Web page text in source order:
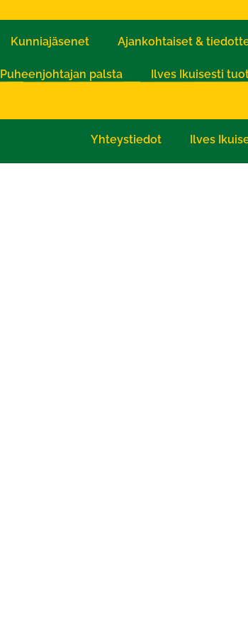
Kunniajäsenet Ajankohtaiset &
Puheenjohtajan palsta Ilves Ikuisesti
Yhteystiedot Ilves